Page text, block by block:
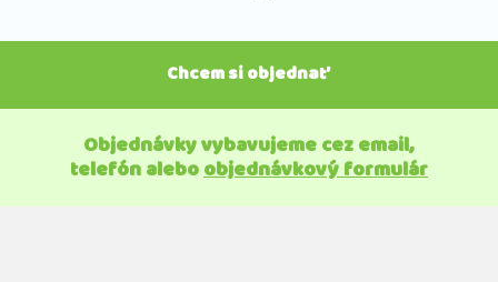
Chcem si objednať
Objednávky vybavujeme cez email,
telefón aleboobjednávkový formulár